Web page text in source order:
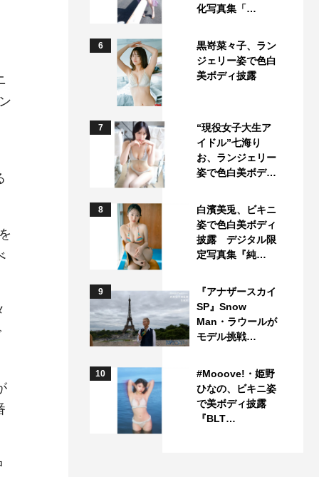
化写真集「…
6
黒嵜菜々子、ラン
ジェリー姿で色白
美ボディ披露
7
“現役女子大生ア
イドル”七海り
お、ランジェリー
姿で色白美ボデ…
8
白濱美兎、ビキニ
姿で色白美ボディ
披露 デジタル限
定写真集『純…
9
『アナザースカイ
SP』Snow
Man・ラウールが
モデル挑戦…
10
#Mooove!・姫野
ひなの、ビキニ姿
で美ボディ披露
『BLT…